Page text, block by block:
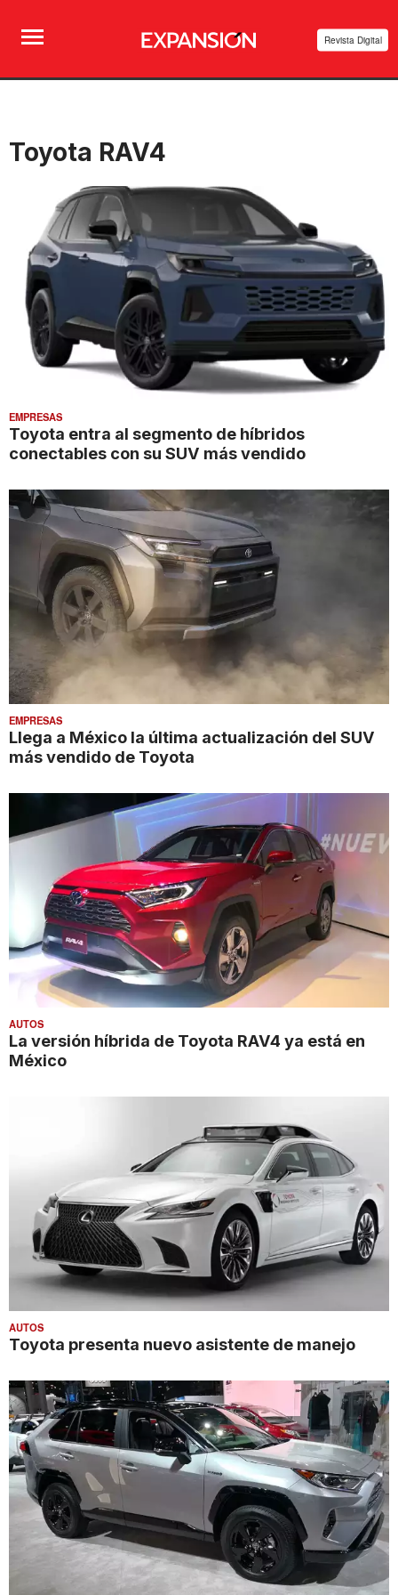
Revista Digital
Toyota RAV4
EMPRESAS
Toyota entra al segmento de híbridos
conectables con su SUV más vendido
EMPRESAS
Llega a México la última actualización del SUV
más vendido de Toyota
AUTOS
La versión híbrida de Toyota RAV4 ya está en
México
AUTOS
Toyota presenta nuevo asistente de manejo